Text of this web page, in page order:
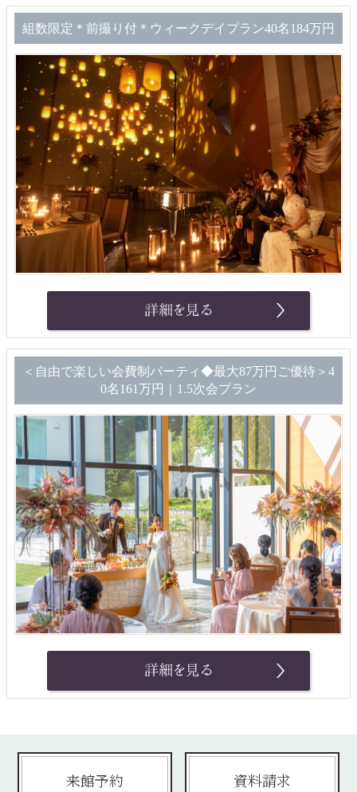
組数限定＊前撮り付＊ウィークデイプラン40名184万円
＜自由で楽しい会費制パーティ◆最大87万円ご優待＞4
0名161万円｜1.5次会プラン
来館予約 資料請求